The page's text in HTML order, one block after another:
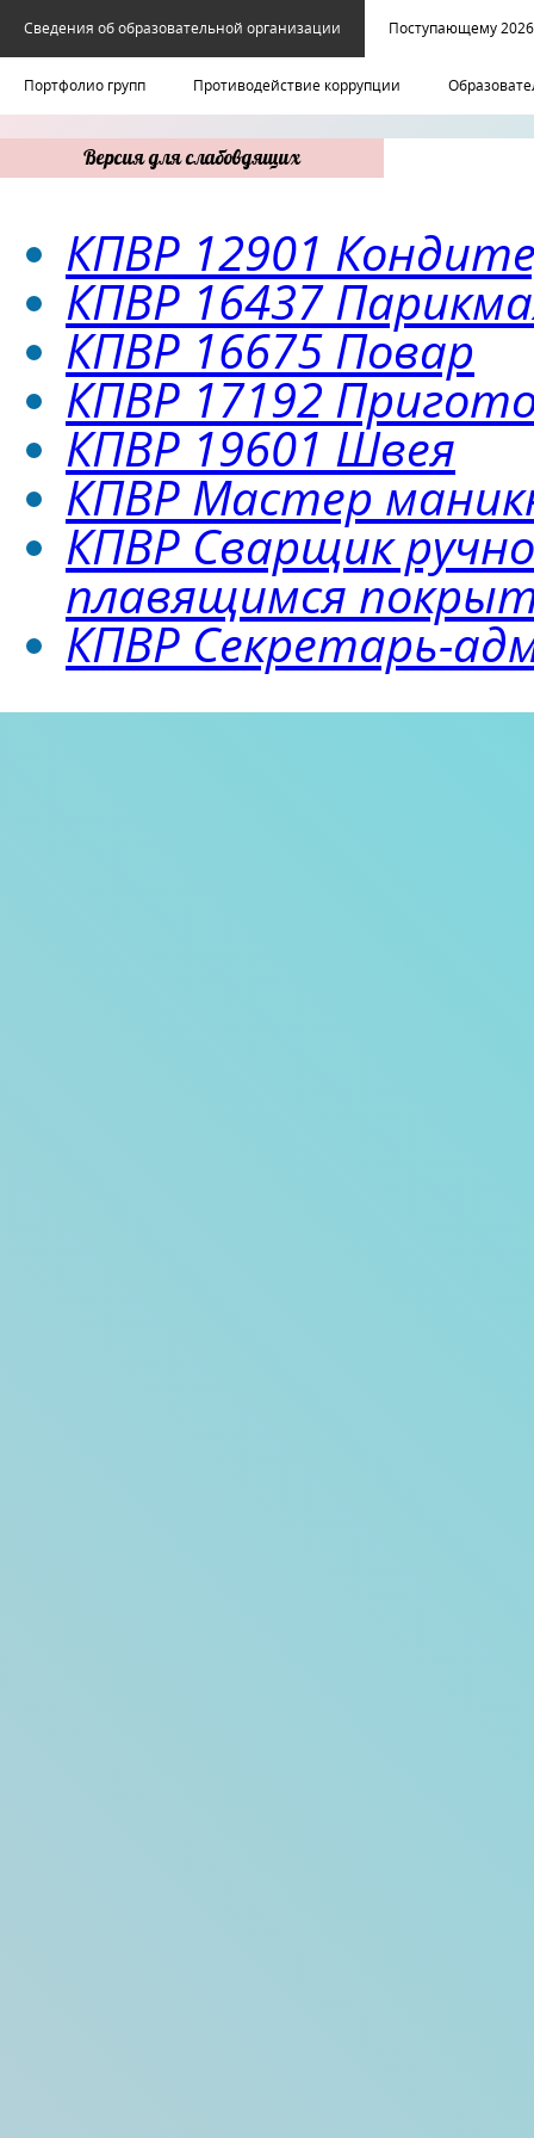
Сведения об образовательной организации Поступающему 2026
Портфолио групп Противодействие коррупции
Версия для слабовдящих
КПВР 12901
КПВР 16437
КПВР 16675 Повар
КПВР 17192
КПВР 19601 Швея
КПВР Мастер
КПВР Сварщик
плавящимся
КПВР Секретарь-